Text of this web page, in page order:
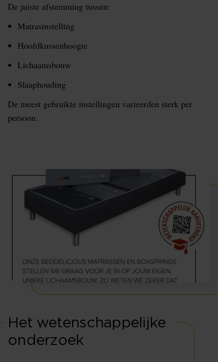
De juiste afstemming tussen:
Matrasinstelling
Hoofdkussenhoogte
Lichaamsbouw
Slaaphouding
De meest gebruikte instellingen varieerden sterk per
persoon.
Het wetenschappelijke
onderzoek